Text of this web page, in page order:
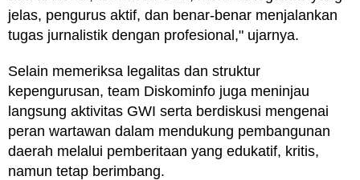
jelas, pengurus aktif, dan benar-benar menjalankan
tugas jurnalistik dengan profesional," ujarnya.
Selain memeriksa legalitas dan struktur
kepengurusan, team Diskominfo juga meninjau
langsung aktivitas GWI serta berdiskusi mengenai
peran wartawan dalam mendukung pembangunan
daerah melalui pemberitaan yang edukatif, kritis,
namun tetap berimbang.